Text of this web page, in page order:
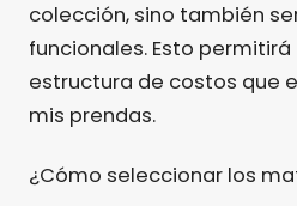
colección, sino también
funcionales. Esto
estructura de costos que
mis prendas.
¿Cómo seleccionar los